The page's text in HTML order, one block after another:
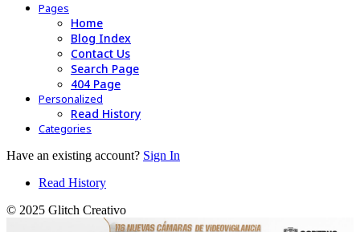
Pages
Home
Blog Index
Contact Us
Search Page
404 Page
Personalized
Read History
Categories
Have an existing account? Sign In
Read History
© 2025 Glitch Creativo